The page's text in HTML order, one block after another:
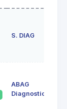
S. DIAG
ABAG
Diagnostics